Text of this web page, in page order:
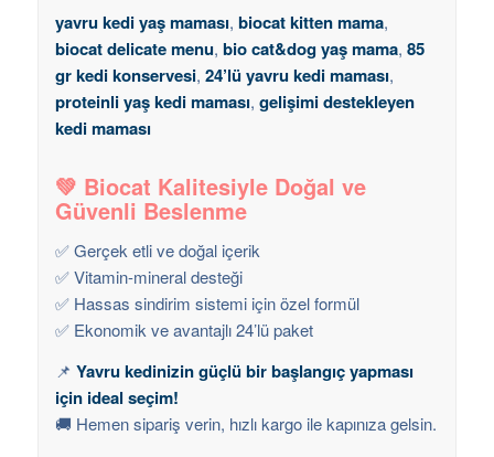
yavru kedi yaş maması, biocat kitten mama,
biocat delicate menu, bio cat&dog yaş mama, 85
gr kedi konservesi, 24’lü yavru kedi maması,
proteinli yaş kedi maması, gelişimi destekleyen
kedi maması
💚 Biocat Kalitesiyle Doğal ve
Güvenli Beslenme
✅ Gerçek etli ve doğal içerik
✅ Vitamin-mineral desteği
✅ Hassas sindirim sistemi için özel formül
✅ Ekonomik ve avantajlı 24’lü paket
📌 Yavru kedinizin güçlü bir başlangıç yapması
için ideal seçim!
🚚 Hemen sipariş verin, hızlı kargo ile kapınıza gelsin.